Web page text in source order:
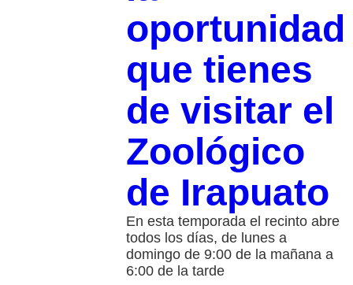
oportunidad
que tienes
de visitar el
Zoológico
de Irapuato
En esta temporada el recinto abre
todos los días, de lunes a
domingo de 9:00 de la mañana a
6:00 de la tarde